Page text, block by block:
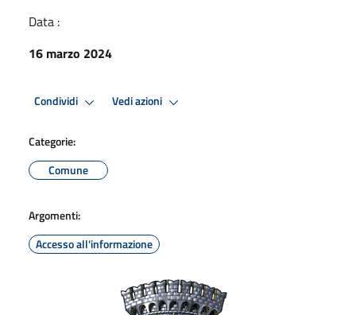
Data :
16 marzo 2024
Condividi Vedi azioni
Categorie:
Comune
Argomenti:
Accesso all'informazione